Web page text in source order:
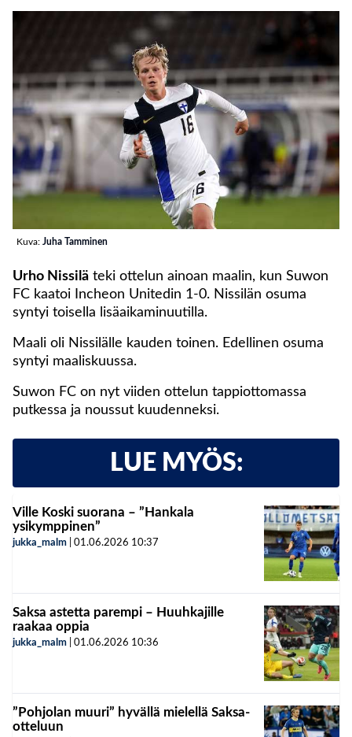
Kuva: Juha Tamminen
Urho Nissilä teki ottelun ainoan maalin, kun Suwon
FC kaatoi Incheon Unitedin 1-0. Nissilän osuma
syntyi toisella lisäaikaminuutilla.
Maali oli Nissilälle kauden toinen. Edellinen osuma
syntyi maaliskuussa.
Suwon FC on nyt viiden ottelun tappiottomassa
putkessa ja noussut kuudenneksi.
LUE MYÖS:
Ville Koski suorana – ”Hankala
ysikymppinen”
jukka_malm 01.06.2026 10:37
Saksa astetta parempi – Huuhkajille
raakaa oppia
jukka_malm 01.06.2026 10:36
”Pohjolan muuri” hyvällä mielellä Saksa-
otteluun